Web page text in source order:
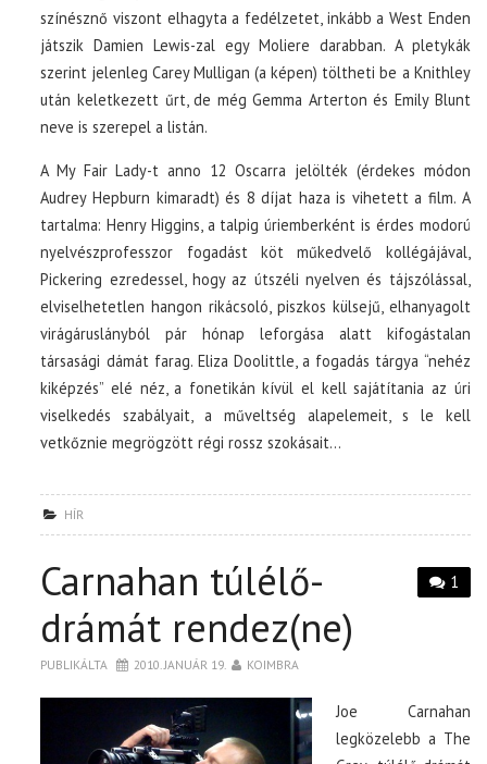
színésznő viszont elhagyta a fedélzetet, inkább a West Enden
játszik Damien Lewis-zal egy Moliere darabban. A pletykák
szerint jelenleg Carey Mulligan (a képen) töltheti be a Knithley
után keletkezett űrt, de még Gemma Arterton és Emily Blunt
neve is szerepel a listán.
A My Fair Lady-t anno 12 Oscarra jelölték (érdekes módon
Audrey Hepburn kimaradt) és 8 díjat haza is vihetett a film. A
tartalma:Henry Higgins, a talpig úriemberként is érdes modorú
nyelvészprofesszor fogadást köt műkedvelő kollégájával,
Pickering ezredessel, hogy az útszéli nyelven és tájszólással,
elviselhetetlen hangon rikácsoló, piszkos külsejű, elhanyagolt
virágáruslányból pár hónap leforgása alatt kifogástalan
társasági dámát farag. Eliza Doolittle, a fogadás tárgya “nehéz
kiképzés” elé néz, a fonetikán kívül el kell sajátítania az úri
viselkedés szabályait, a műveltség alapelemeit, s le kell
vetkőznie megrögzött régi rossz szokásait…
HÍR
1
Carnahan túlélő-
drámát rendez(ne)
PUBLIKÁLTA 2010. JANUÁR 19. KOIMBRA
Joe Carnahan
legközelebb a The